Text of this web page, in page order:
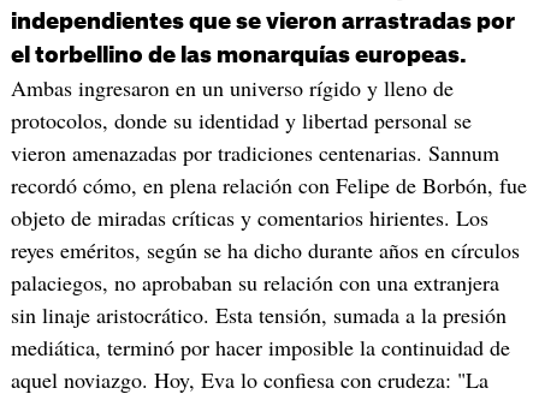
independientes que se vieron arrastradas por
el torbellino de las monarquías europeas.
Ambas ingresaron en un universo rígido y lleno de
protocolos, donde su identidad y libertad personal se
vieron amenazadas por tradiciones centenarias. Sannum
recordó cómo, en plena relación con Felipe de Borbón, fue
objeto de miradas críticas y comentarios hirientes. Los
reyes eméritos, según se ha dicho durante años en círculos
palaciegos, no aprobaban su relación con una extranjera
sin linaje aristocrático. Esta tensión, sumada a la presión
mediática, terminó por hacer imposible la continuidad de
aquel noviazgo. Hoy, Eva lo confiesa con crudeza: "La